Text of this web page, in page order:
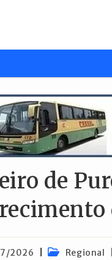
de
2026
Categoria
Regional